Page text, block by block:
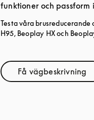
funktioner och
Testa våra
H95, Beoplay HX och
Få vägbeskrivning
Link Opens